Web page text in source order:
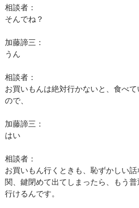
相談者：
そんでね？
加藤諦三：
うん
相談者：
お買いもんは絶対行かないと、食べ
ので、
加藤諦三：
はい
相談者：
お買いもん行くときも、恥ずかしい
関、鍵閉めて出てしまったら、もう
行けるんです。